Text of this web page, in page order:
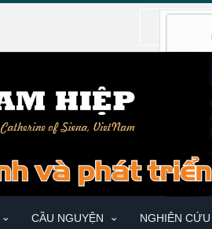
CẦU NGUYỆN NGHIÊN CỨU